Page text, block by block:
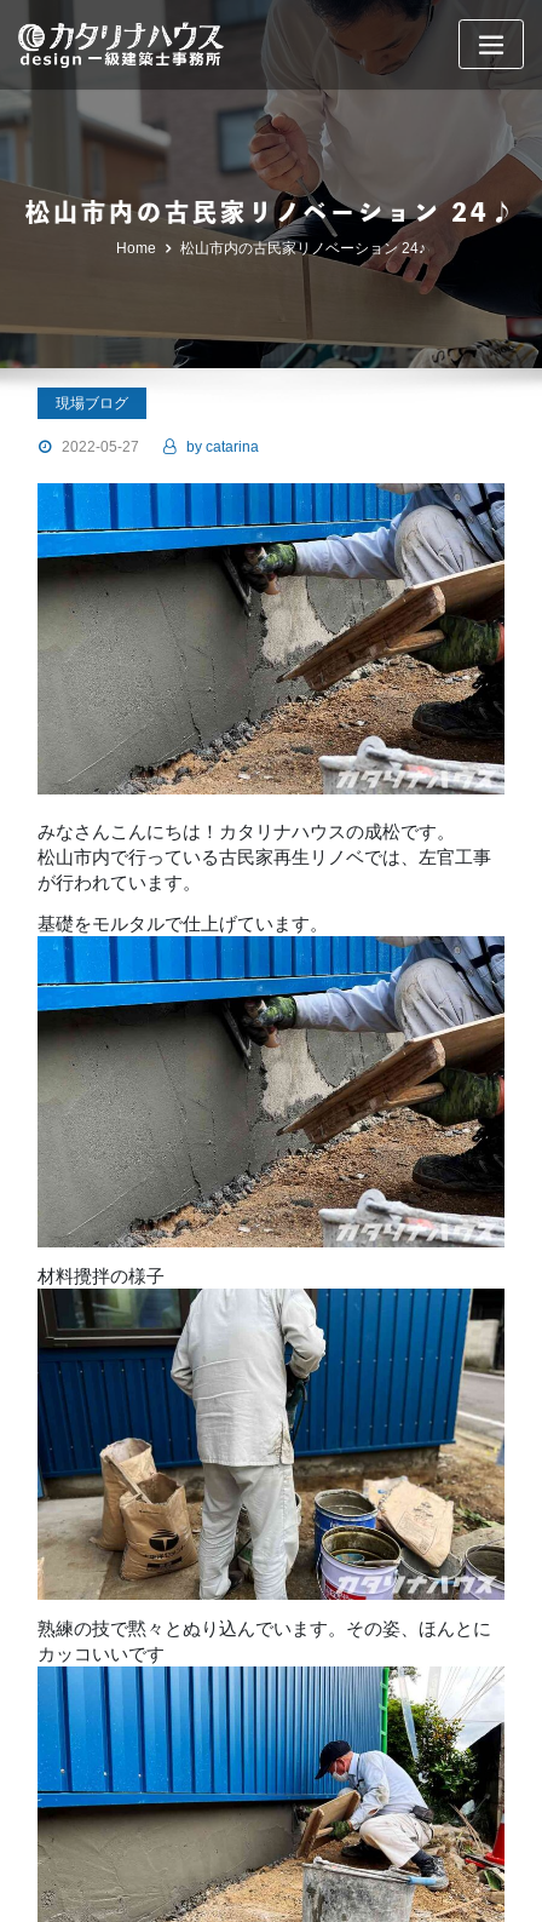
content
松山市内の古民家リノベーション 24♪
Home 松山市内の古民家リノベーション 24♪
現場ブログ
2022-05-27 by catarina
みなさんこんにちは！カタリナハウスの成松です。
松山市内で行っている古民家再生リノベでは、左官工事
が行われています。
基礎をモルタルで仕上げています。
材料攪拌の様子
熟練の技で黙々とぬり込んでいます。その姿、ほんとに
カッコいいです